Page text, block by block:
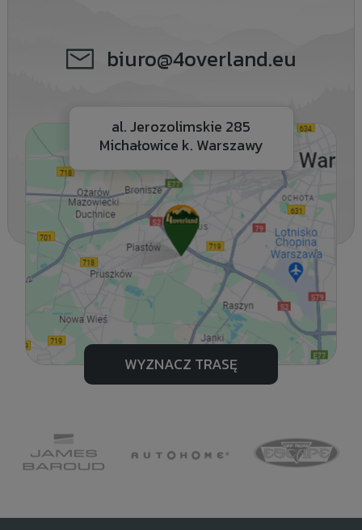
biuro@4overland.eu
al. Jerozolimskie 285
Michałowice k. Warszawy
WYZNACZ TRASĘ